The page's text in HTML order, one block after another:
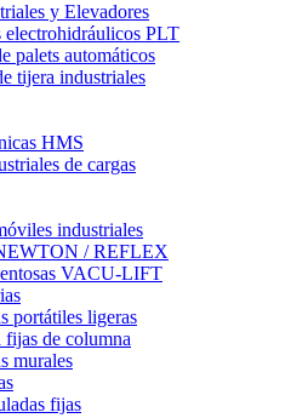
y Elevadores
electrohidráulicos PLT
palets automáticos
tijera industriales
HMS
de cargas
industriales
/ REFLEX
VACU-LIFT
portátiles ligeras
fijas de columna
murales
fijas